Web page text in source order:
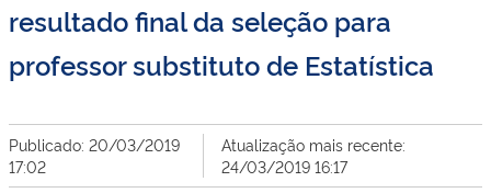
resultado final da seleção para
professor substituto de Estatística
Publicado: 20/03/2019
17:02
Atualização mais recente:
24/03/2019 16:17